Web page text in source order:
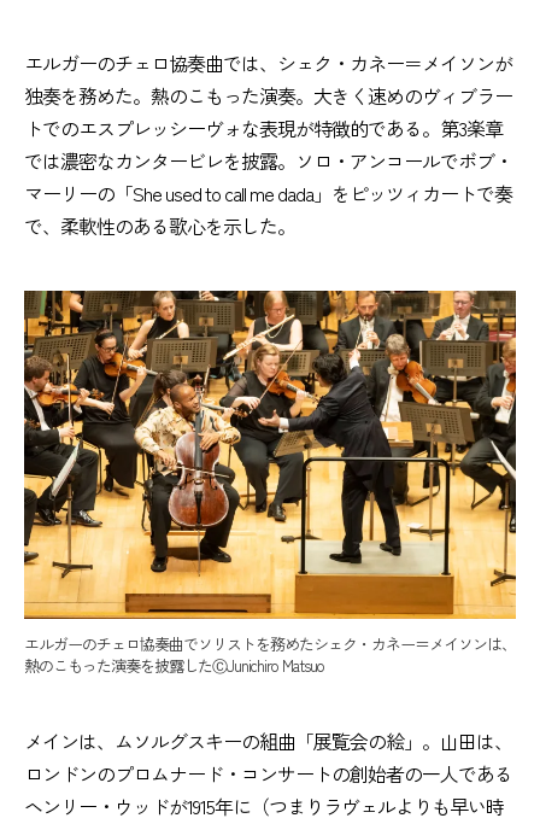
エルガーのチェロ協奏曲では、シェク・カネー＝メイソンが
独奏を務めた。熱のこもった演奏。大きく速めのヴィブラー
トでのエスプレッシーヴォな表現が特徴的である。第3楽章
では濃密なカンタービレを披露。ソロ・アンコールでボブ・
マーリーの「She used to call me dada」をピッツィカートで奏
で、柔軟性のある歌心を示した。
エルガーのチェロ協奏曲でソリストを務めたシェク・カネー＝メイソンは、
熱のこもった演奏を披露したⒸJunichiro Matsuo
メインは、ムソルグスキーの組曲「展覧会の絵」。山田は、
ロンドンのプロムナード・コンサートの創始者の一人である
ヘンリー・ウッドが1915年に（つまりラヴェルよりも早い時